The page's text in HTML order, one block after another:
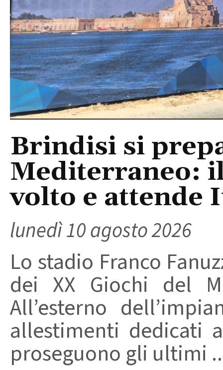
Brindisi si
Mediterraneo:
volto e attende
lunedì 10 agosto 2026
Lo stadio Franco
dei XX Giochi del
All’esterno
allestimenti dedicati
proseguono gli ultimi